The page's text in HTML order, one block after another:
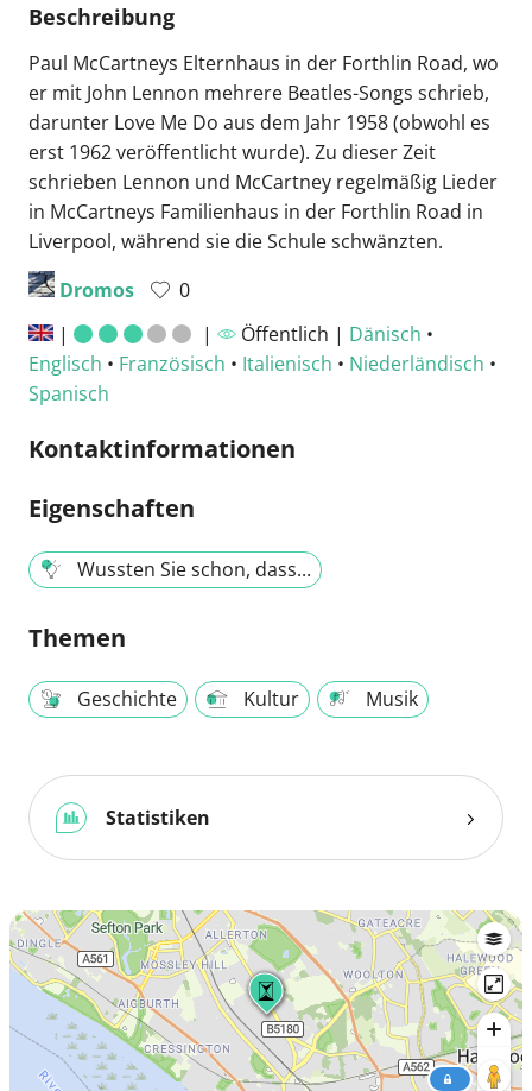
Beschreibung
Paul McCartneys Elternhaus in der Forthlin Road, wo
er mit John Lennon mehrere Beatles-Songs schrieb,
darunter Love Me Do aus dem Jahr 1958 (obwohl es
erst 1962 veröffentlicht wurde). Zu dieser Zeit
schrieben Lennon und McCartney regelmäßig Lieder
in McCartneys Familienhaus in der Forthlin Road in
Liverpool, während sie die Schule schwänzten.
Dromos
0
|
| Öffentlich | Dänisch •
Englisch • Französisch • Italienisch • Niederländisch •
Spanisch
Kontaktinformationen
Eigenschaften
Wussten Sie schon, dass...
Themen
Geschichte Kultur Musik
Statistiken